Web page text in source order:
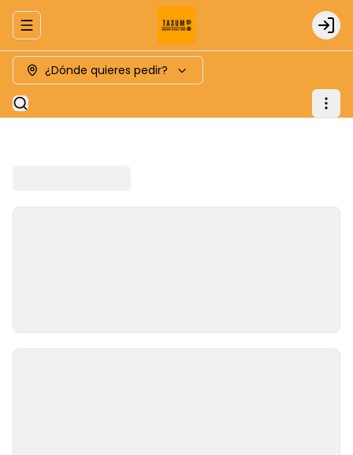
Abrir menu de navegación Login
¿Dónde quieres pedir?